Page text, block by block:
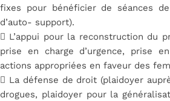
fixes pour bénéficier de séances
d’auto- support).
 L’appui pour la reconstruction du
prise en charge d’urgence, prise
actions appropriées en faveur des
 La défense de droit (plaidoyer
drogues, plaidoyer pour la